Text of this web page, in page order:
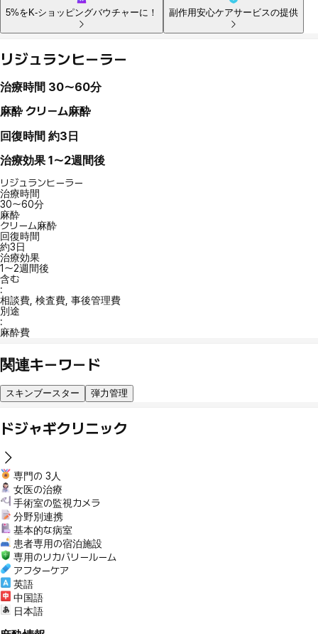
5%をK-ショッピングバウチャーに！ 副作用安心ケアサービスの提供
リジュランヒーラー
治療時間 30〜60分
麻酔 クリーム麻酔
回復時間 約3日
治療効果 1〜2週間後
リジュランヒーラー
治療時間
30〜60分
麻酔
クリーム麻酔
回復時間
約3日
治療効果
1〜2週間後
含む
:
相談費, 検査費, 事後管理費
別途
:
麻酔費
関連キーワード
スキンブースター 弾力管理
ドジャギクリニック
専門の 3人
女医の治療
手術室の監視カメラ
分野別連携
基本的な病室
患者専用の宿泊施設
専用のリカバリールーム
アフターケア
英語
中国語
日本語